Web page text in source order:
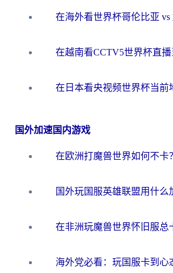
国外加速国内游戏